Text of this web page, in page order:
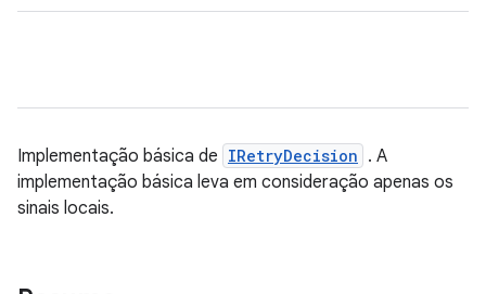
Implementação básica de IRetryDecision . A
implementação básica leva em consideração apenas os
sinais locais.